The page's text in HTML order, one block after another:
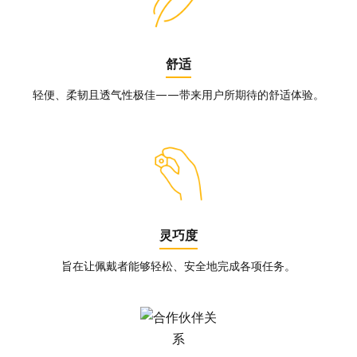
舒适
轻便、柔韧且透气性极佳——带来用户所期待的舒适体验。
灵巧度
旨在让佩戴者能够轻松、安全地完成各项任务。